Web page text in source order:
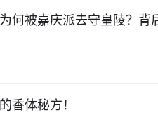
何被嘉庆派去守皇陵？背
香体秘方！